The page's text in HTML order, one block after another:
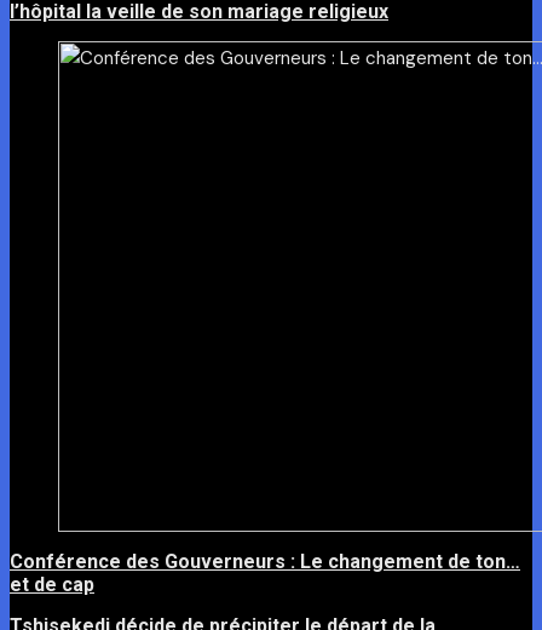
l’hôpital la veille de son mariage religieux
Conférence des Gouverneurs : Le changement de ton…
et de cap